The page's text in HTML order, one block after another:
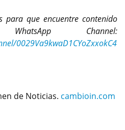
para que encuentre contenido
Channel:
0029Va9kwaD1CYoZxxokC4
de Noticias. cambioin.com